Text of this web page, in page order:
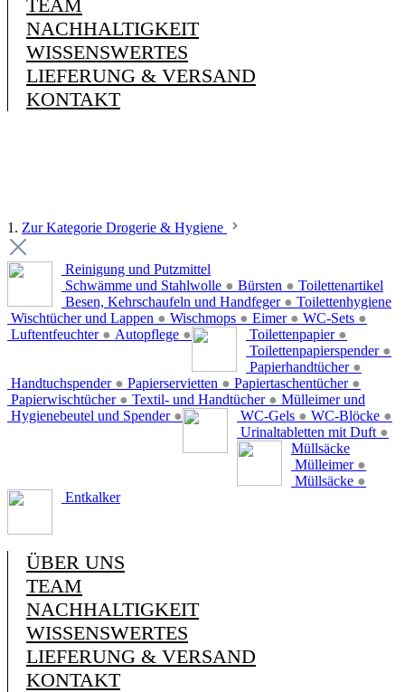
TEAM
NACHHALTIGKEIT
WISSENSWERTES
LIEFERUNG & VERSAND
KONTAKT
1. Zur Kategorie Drogerie & Hygiene
Reinigung und Putzmittel
Schwämme und Stahlwolle ● Bürsten ●
Besen, Kehrschaufeln und Handfeger ●
Wischtücher und Lappen ● Wischmops ● Eimer ● WC-Sets ●
Luftentfeuchter ● Autopflege ●
Toilettenartikel
Toilettenpapier ●
Toilettenpapierspender ●
Papierhandtücher ●
Handtuchspender ● Papierservietten ● Papiertaschentücher ●
Papierwischtücher ● Textil- und Handtücher ●
Hygienebeutel und Spender ●
Toilettenhygiene
WC-Gels ● WC-Blöcke ●
Urinaltabletten mit Duft ●
Mülleimer und
Müllsäcke
Mülleimer ●
Müllsäcke ●
Entkalker
ÜBER UNS
TEAM
NACHHALTIGKEIT
WISSENSWERTES
LIEFERUNG & VERSAND
KONTAKT